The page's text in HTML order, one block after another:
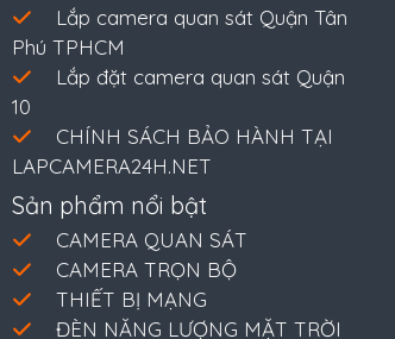
Lắp camera quan sát Quận Tân
Phú TPHCM
Lắp đặt camera quan sát Quận
10
CHÍNH SÁCH BẢO HÀNH TẠI
LAPCAMERA24H.NET
Sản phẩm nổi bật
CAMERA QUAN SÁT
CAMERA TRỌN BỘ
THIẾT BỊ MẠNG
ĐÈN NĂNG LƯỢNG MẶT TRỜI